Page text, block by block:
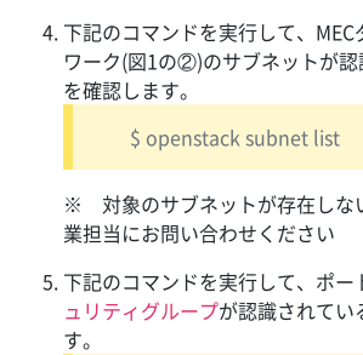
下記のコマンドを実行して、
ワーク(図1の②)のサブネットが認
を確認します。
$ openstack subnet list
※
対象のサブネットが存在しな
業担当にお問い合わせください
下記のコマンドを実行して、ポー
ュリティグループが認識されてい
す。